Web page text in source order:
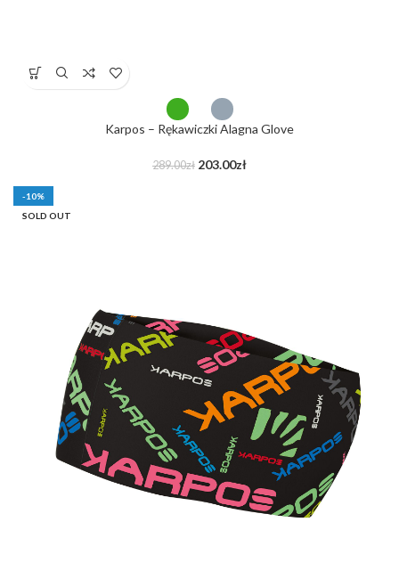
Karpos – Rękawiczki Alagna Glove
289.00zł 203.00zł
-10%
SOLD OUT